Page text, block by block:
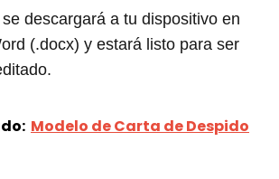
descargará a tu dispositivo en
(.docx) y estará listo para ser
Modelo de Carta de Despido